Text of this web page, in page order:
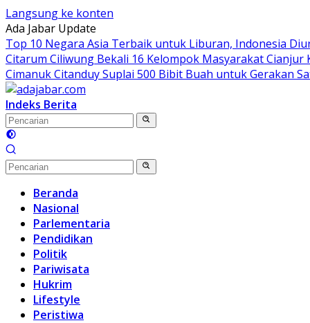
Langsung ke konten
Ada Jabar Update
Top 10 Negara Asia Terbaik untuk Liburan, Indonesia
Citarum Ciliwung Bekali 16 Kelompok Masyarakat Cianjur
Cimanuk Citanduy Suplai 500 Bibit Buah untuk Gerakan
Indeks Berita
Beranda
Nasional
Parlementaria
Pendidikan
Politik
Pariwisata
Hukrim
Lifestyle
Peristiwa